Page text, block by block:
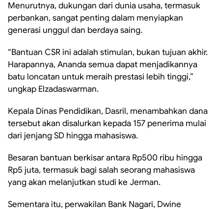
Menurutnya, dukungan dari dunia usaha, termasuk
perbankan, sangat penting dalam menyiapkan
generasi unggul dan berdaya saing.
“Bantuan CSR ini adalah stimulan, bukan tujuan akhir.
Harapannya, Ananda semua dapat menjadikannya
batu loncatan untuk meraih prestasi lebih tinggi,”
ungkap Elzadaswarman.
Kepala Dinas Pendidikan, Dasril, menambahkan dana
tersebut akan disalurkan kepada 157 penerima mulai
dari jenjang SD hingga mahasiswa.
Besaran bantuan berkisar antara Rp500 ribu hingga
Rp5 juta, termasuk bagi salah seorang mahasiswa
yang akan melanjutkan studi ke Jerman.
Sementara itu, perwakilan Bank Nagari, Dwine